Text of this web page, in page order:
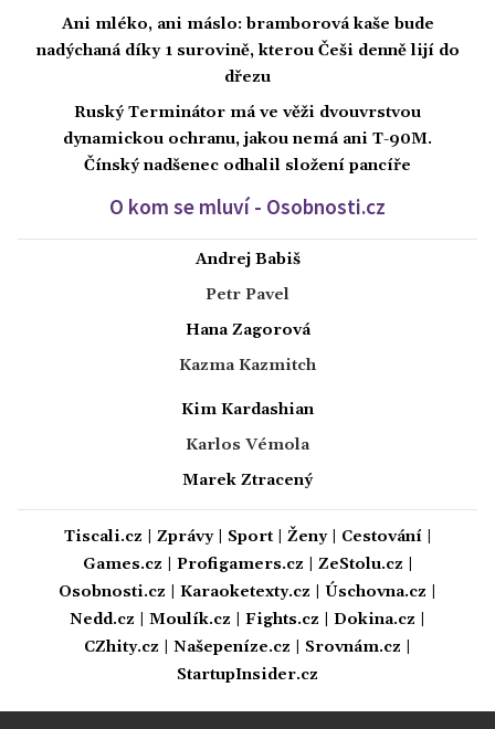
Ani mléko, ani máslo: bramborová kaše bude
nadýchaná díky 1 surovině, kterou Češi denně lijí do
dřezu
Ruský Terminátor má ve věži dvouvrstvou
dynamickou ochranu, jakou nemá ani T-90M.
Čínský nadšenec odhalil složení pancíře
O kom se mluví - Osobnosti.cz
Andrej Babiš
Petr Pavel
Hana Zagorová
Kazma Kazmitch
Kim Kardashian
Karlos Vémola
Marek Ztracený
Tiscali.cz Zprávy| Sport| Ženy| Cestování|
Games.cz
Profigamers.cz ZeStolu.cz
Osobnosti.cz
Karaoketexty.cz Úschovna.cz
Nedd.cz
Moulík.cz Fights.cz Dokina.cz
CZhity.cz
Našepeníze.cz Srovnám.cz
StartupInsider.cz